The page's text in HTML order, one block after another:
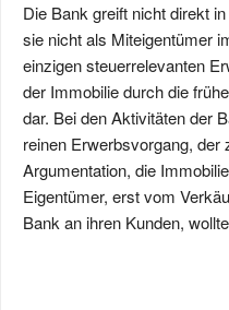
Die Bank greift nicht direkt
sie nicht als Miteigentümer
einzigen steuerrelevanten
der Immobilie durch die
dar. Bei den Aktivitäten der
reinen Erwerbsvorgang,
Argumentation, die
Eigentümer, erst vom
Bank an ihren Kunden,